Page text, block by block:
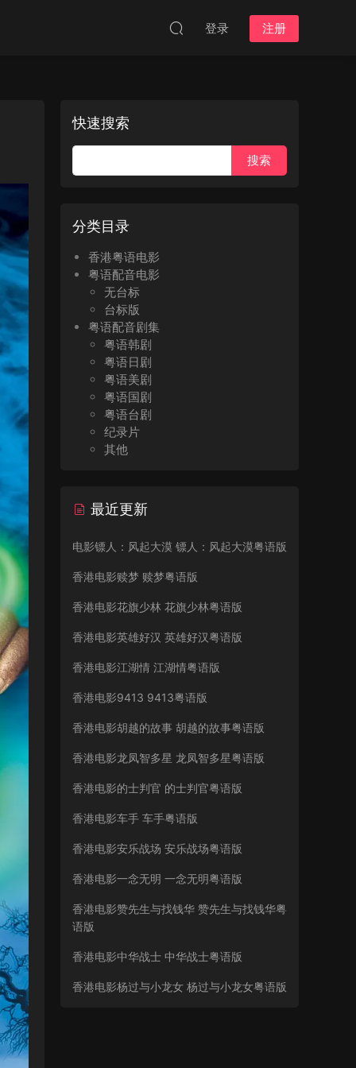
登录 注册
快速搜索
分类目录
香港粤语电影
粤语配音电影
无台标
台标版
粤语配音剧集
粤语韩剧
粤语日剧
粤语美剧
粤语国剧
粤语台剧
纪录片
其他
最近更新
电影镖人：风起大漠 镖人：风起大漠粤语版
香港电影赎梦 赎梦粤语版
香港电影花旗少林 花旗少林粤语版
香港电影英雄好汉 英雄好汉粤语版
香港电影江湖情 江湖情粤语版
香港电影9413 9413粤语版
香港电影胡越的故事 胡越的故事粤语版
香港电影龙凤智多星 龙凤智多星粤语版
香港电影的士判官 的士判官粤语版
香港电影车手 车手粤语版
香港电影安乐战场 安乐战场粤语版
香港电影一念无明 一念无明粤语版
香港电影赞先生与找钱华 赞先生与找钱华粤
语版
香港电影中华战士 中华战士粤语版
香港电影杨过与小龙女 杨过与小龙女粤语版